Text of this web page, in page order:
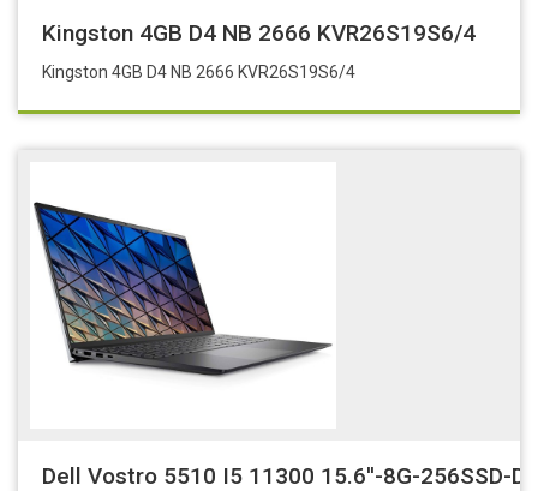
Kingston 4GB D4 NB 2666 KVR26S19S6/4
Kingston 4GB D4 NB 2666 KVR26S19S6/4
Dell Vostro 5510 I5 11300 15.6''-8G-256SSD-